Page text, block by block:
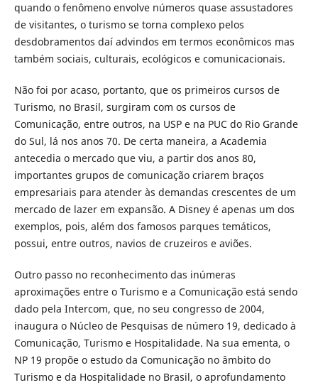
quando o fenômeno envolve números quase assustadores
de visitantes, o turismo se torna complexo pelos
desdobramentos daí advindos em termos econômicos mas
também sociais, culturais, ecológicos e comunicacionais.
Não foi por acaso, portanto, que os primeiros cursos de
Turismo, no Brasil, surgiram com os cursos de
Comunicação, entre outros, na USP e na PUC do Rio Grande
do Sul, lá nos anos 70. De certa maneira, a Academia
antecedia o mercado que viu, a partir dos anos 80,
importantes grupos de comunicação criarem braços
empresariais para atender às demandas crescentes de um
mercado de lazer em expansão. A Disney é apenas um dos
exemplos, pois, além dos famosos parques temáticos,
possui, entre outros, navios de cruzeiros e aviões.
Outro passo no reconhecimento das inúmeras
aproximações entre o Turismo e a Comunicação está sendo
dado pela Intercom, que, no seu congresso de 2004,
inaugura o Núcleo de Pesquisas de número 19, dedicado à
Comunicação, Turismo e Hospitalidade. Na sua ementa, o
NP 19 propõe o estudo da Comunicação no âmbito do
Turismo e da Hospitalidade no Brasil, o aprofundamento